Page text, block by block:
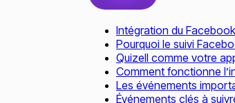
Intégration du
Pourquoi le suivi
Quizell comme votre
Comment fonctionne
Les événements
Événements clés à